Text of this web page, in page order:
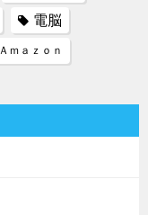
電脳
Ａｍａｚｏｎ